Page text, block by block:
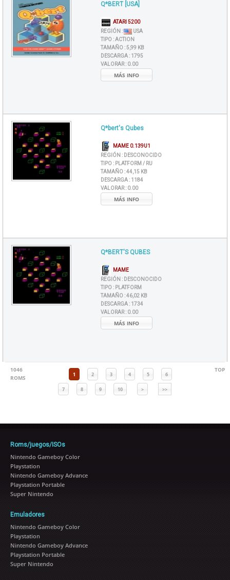
Q*BERT [USA]
ATARI 5200
REGIÓN :
USA
TIPO :ACTION
TAMAÑO :5,99 KB
DESCARGA : 1795
VALORAR : 0.00
MÁS INFO
Q*bert's Qubes
MAME 0.139U1
REGIÓN : DESCONOCIDO
TIPO : PLATFORM / RU
TAMAÑO :44,15 KB
DESCARGA : 1184
VALORAR : 0.00
MÁS INFO
Q*BERT'S QUBES
MAME
REGIÓN : DESCONOCIDO
TIPO : PLATFORM
TAMAÑO :46,02 KB
DESCARGA : 1734
VALORAR : 0.00
MÁS INFO
1046
ROMS
1 2 3 4 5 6
7 8 9 10 > >>
TOP
Roms/juegos/ISOs
Nintendo Gameboy Color
Playstation
Nintendo Gameboy Advance
Playstation Portable
Super Nintendo
Emuladores
Nintendo Gameboy Color
Playstation
Nintendo Gameboy Advance
Playstation Portable
Super Nintendo